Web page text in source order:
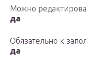
Можно
да
Обязательно к
да